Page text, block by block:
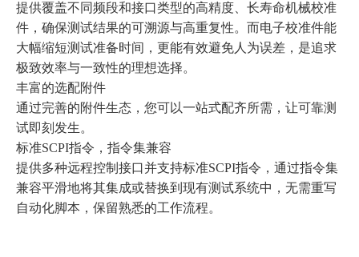
提供覆盖不同频段和接口类型的高精度、长寿命机械校准
件，确保测试结果的可溯源与高重复性。而电子校准件能
大幅缩短测试准备时间，更能有效避免人为误差，是追求
极致效率与一致性的理想选择。
丰富的选配附件
通过完善的附件生态，您可以一站式配齐所需，让可靠测
试即刻发生。
标准SCPI指令，指令集兼容
提供多种远程控制接口并支持标准SCPI指令，通过指令集
兼容平滑地将其集成或替换到现有测试系统中，无需重写
自动化脚本，保留熟悉的工作流程。